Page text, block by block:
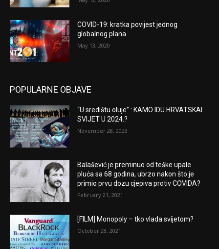
COVID-19: kratka povijest jednog
globalnog plana
May 13, 2020
POPULARNE OBJAVE
“U središtu oluje” : KAMO IDU HRVATSKAI
SVIJET U 2024.?
November 28, 2023
Balašević je preminuo od teške upale
pluća sa 68 godina, ubrzo nakon što je
primio prvu dozu cjepiva protiv COVIDA?
February 21, 2021
[FILM] Monopoly – tko vlada svijetom?
October 28, 2021